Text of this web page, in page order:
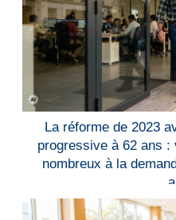
La réforme de 2023
progressive à 62 ans
nombreux à la